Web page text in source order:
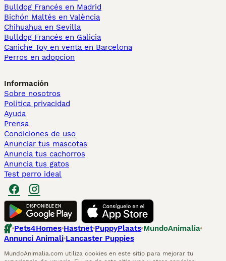
Bulldog Francés en Madrid
Bichón Maltés en València
Chihuahua en Sevilla
Bulldog Francés en Galicia
Caniche Toy en venta en Barcelona
Perros en adopcion
Información
Sobre nosotros
Politica privacidad
Ayuda
Prensa
Condiciones de uso
Anunciar tus mascotas
Anuncia tus cachorros
Anuncia tus gatos
Test perro ideal
Pets4Homes Hastnet PuppyPlaats MundoAnimalia
Annunci Animali Lancaster Puppies
MundoAnimalia.com utiliza cookies en este sitio para mejorar tu